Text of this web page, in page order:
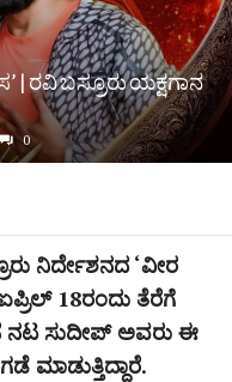
| ರವಿ ಬಸ್ರೂರು ಯಕ್ಷಗಾನ
0
ನಿರ್ದೇಶನದ ‘ವೀರ
18ರಂದು ತೆರೆಗೆ
ನಟ ಸುದೀಪ್‌ ಅವರು ಈ